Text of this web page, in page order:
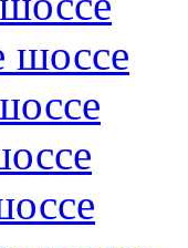
шоссе